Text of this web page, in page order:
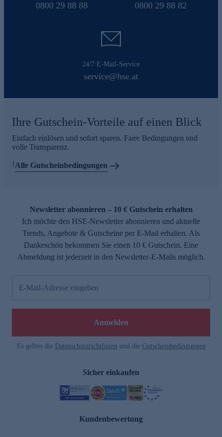
0800 29 88 88 0800 29 88 82
24/7 E-Mail-Service
service@hse.at
Ihre Gutschein-Vorteile auf einen Blick
Einfach einlösen und sofort sparen. Faire Bedingungen und
volle Transparenz.
1 Alle Gutscheinbedingungen
Newsletter abonnieren – 10 € Gutschein erhalten
Ich möchte den HSE-Newsletter abonnieren und aktuelle
Trends, Angebote & Gutscheine per E-Mail erhalten. Als
Dankeschön bekommen Sie einen 10 € Gutschein. Eine
Abmeldung ist jederzeit in den Newsletter-E-Mails möglich.
E-Mail-Adresse eingeben
Anmelden
Es gelten die Datenschutzrichtlinien und die Gutscheinbedingungen
Sicher einkaufen
Kundenbewertung